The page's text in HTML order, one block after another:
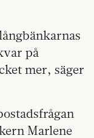
på
mer, säger
Marlene